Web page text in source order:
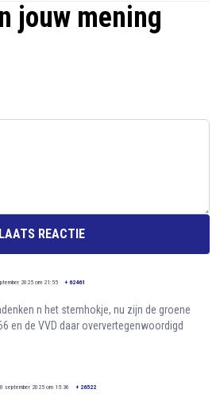
jouw mening
REACTIE
2025 om 21:55 + 62461
n het stemhokje, nu zijn de groene
en de VVD daar oververtegenwoordigd
september 2025 om 15:36 + 26522